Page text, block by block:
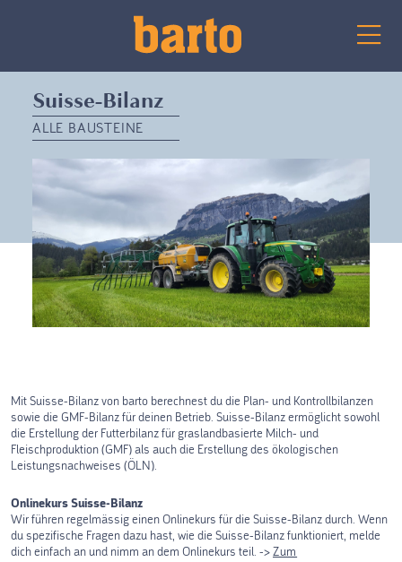
Suisse-Bilanz
ALLE BAUSTEINE
Mit Suisse-Bilanz von barto berechnest du die Plan- und Kontrollbilanzen
sowie die GMF-Bilanz für deinen Betrieb. Suisse-Bilanz ermöglicht sowohl
die Erstellung der Futterbilanz für graslandbasierte Milch- und
Fleischproduktion (GMF) als auch die Erstellung des ökologischen
Leistungsnachweises (ÖLN).
Onlinekurs Suisse-Bilanz
Wir führen regelmässig einen Onlinekurs für die Suisse-Bilanz durch. Wenn
du spezifische Fragen dazu hast, wie die Suisse-Bilanz funktioniert, melde
dich einfach an und nimm an dem Onlinekurs teil. ->Zum